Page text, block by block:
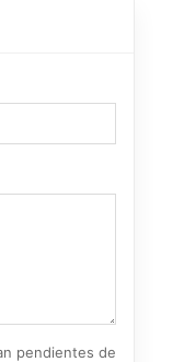
pendientes de